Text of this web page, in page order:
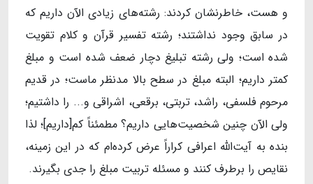
و هست، خاطرنشان کردند: رشته‌های زیادی الآن داریم که
در سابق وجود نداشتند؛ رشته تفسیر قرآن و کلام تقویت
شده است؛ ولی رشته تبلیغ دچار ضعف شده است و مبلغ
کمتر داریم؛ البته مبلغ در سطح بالا مدنظر ماست؛ در قدیم
مرحوم فلسفی، راشد، تربتی، برقعی، اشراقی و... را داشتیم؛
ولی الآن چنین شخصیت‌هایی داریم؟ مطمئناً کم[داریم]؛ لذا
بنده به آیت‌الله اعرافی کراراً عرض کرده‌ام که در این زمینه،
نقایص را برطرف کنند و مسئله تربیت مبلغ را جدی بگیرند.